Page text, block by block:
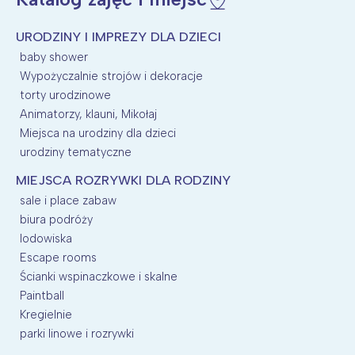
URODZINY I IMPREZY DLA DZIECI
baby shower
Wypożyczalnie strojów i dekoracje
torty urodzinowe
Animatorzy, klauni, Mikołaj
Miejsca na urodziny dla dzieci
urodziny tematyczne
MIEJSCA ROZRYWKI DLA RODZINY
sale i place zabaw
biura podróży
lodowiska
Escape rooms
Ścianki wspinaczkowe i skalne
Paintball
Kregielnie
parki linowe i rozrywki